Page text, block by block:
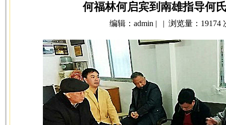
何福林何启宾到南雄指导何
编辑：admin | | 浏览量：19174